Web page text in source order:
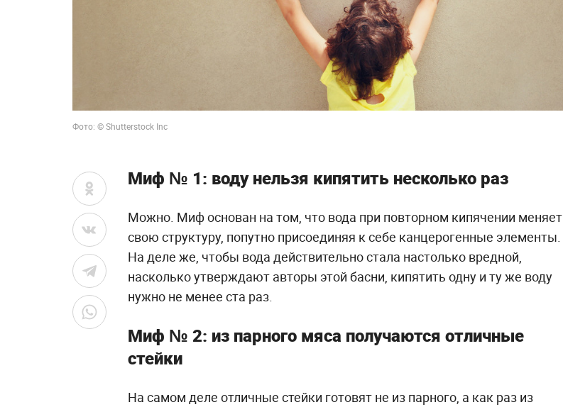
Фото: © Shutterstock Inc
Миф № 1: воду нельзя кипятить несколько раз
Можно. Миф основан на том, что вода при повторном кипячении меняет
свою структуру, попутно присоединяя к себе канцерогенные элементы.
На деле же, чтобы вода действительно стала настолько вредной,
насколько утверждают авторы этой басни, кипятить одну и ту же воду
нужно не менее ста раз.
Миф № 2: из парного мяса получаются отличные
стейки
На самом деле отличные стейки готовят не из парного, а как раз из